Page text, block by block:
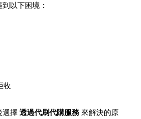
以下困境：
收
選擇 透過代刷代購服務 來解決的原